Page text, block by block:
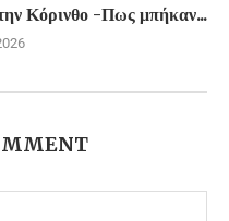
Κόρινθο -Πως μπήκαν...